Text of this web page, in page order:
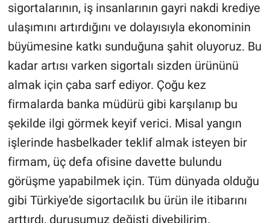
sigortalarının, iş insanlarının gayri nakdi krediye
ulaşımını artırdığını ve dolayısıyla ekonominin
büyümesine katkı sunduğuna şahit oluyoruz. Bu
kadar artısı varken sigortalı sizden ürününü
almak için çaba sarf ediyor. Çoğu kez
firmalarda banka müdürü gibi karşılanıp bu
şekilde ilgi görmek keyif verici. Misal yangın
işlerinde hasbelkader teklif almak isteyen bir
firmam, üç defa ofisine davette bulundu
görüşme yapabilmek için. Tüm dünyada olduğu
gibi Türkiye'de sigortacılık bu ürün ile itibarını
arttırdı, duruşumuz değişti diyebilirim.